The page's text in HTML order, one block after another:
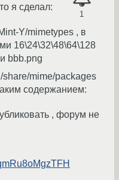
1
я сделал:
Y/mimetypes , в
16\24\32\48\64\128
bbb.png
share/mime/packages
содержанием:
, форум не